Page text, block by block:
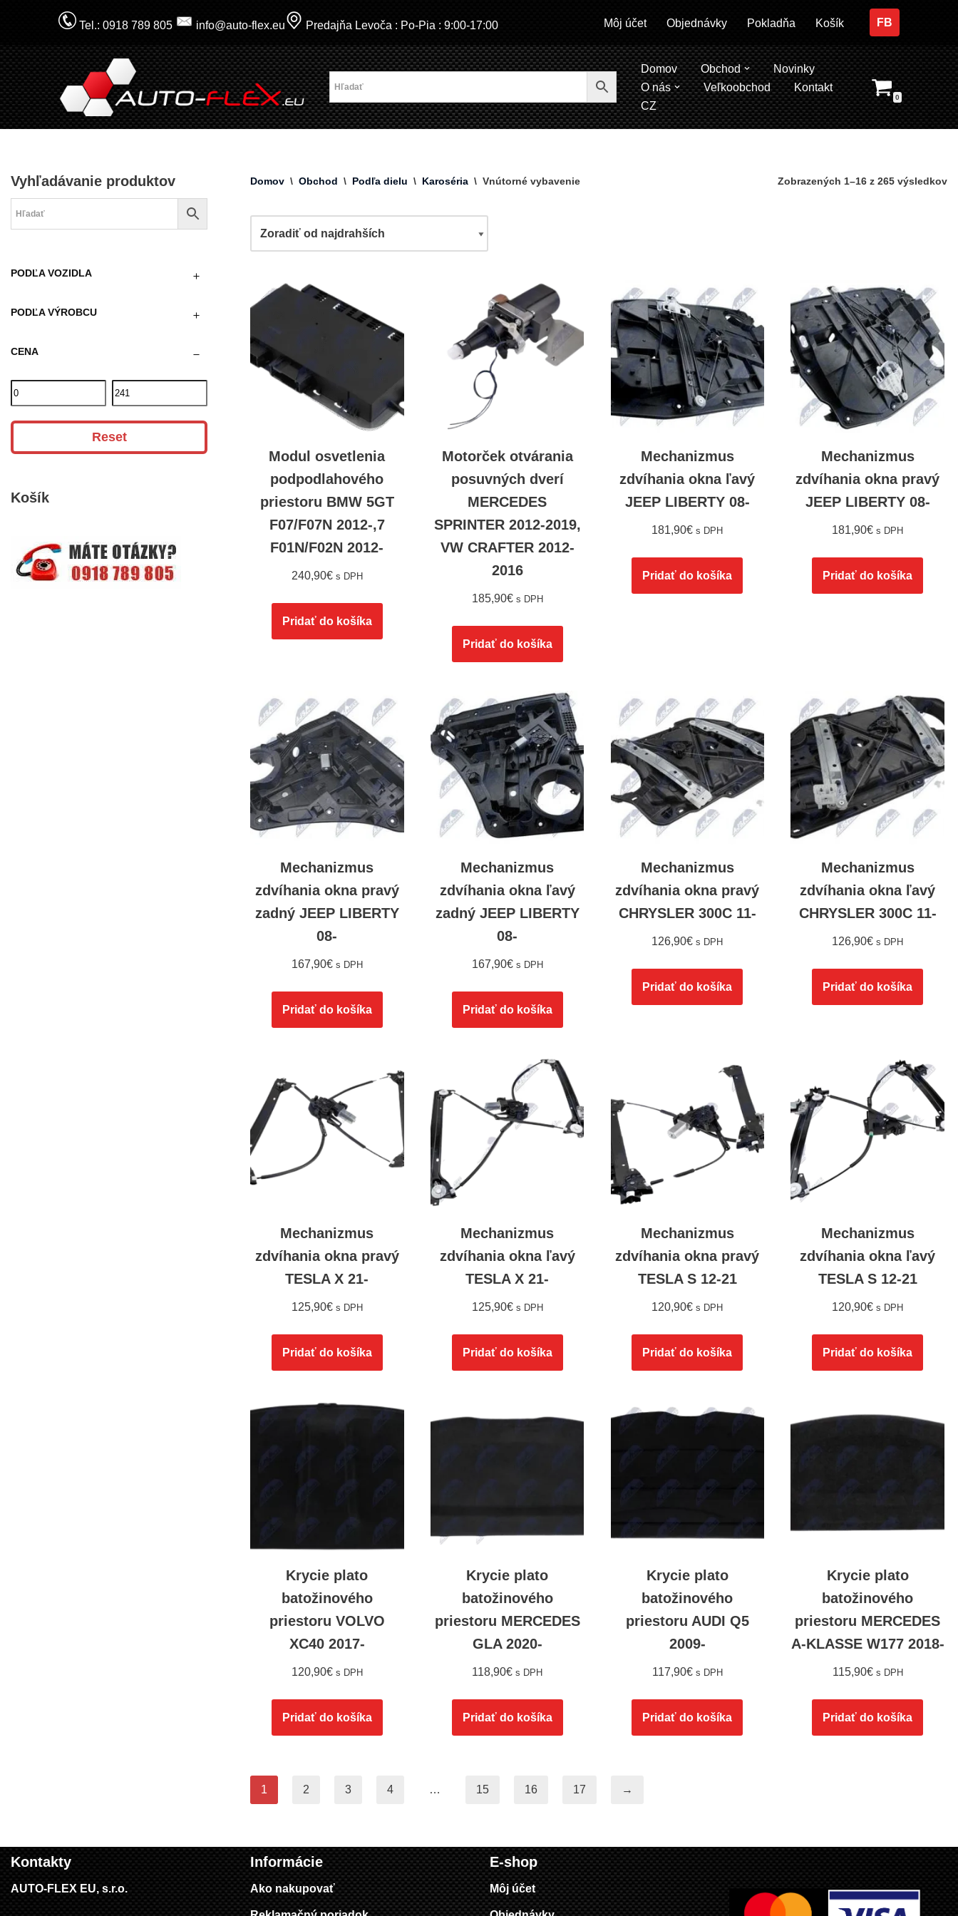
na
obsah
Tel.: 0918 789 805 info@auto-flex.eu Predajňa Levoča : Po-Pia : 9:00-17:00 Môj účet Objednávky Pokladňa Košík FB
Domov Obchod
Novinky
O nás
Veľkoobchod
Kontakt
CZ
0
Vyhľadávanie produktov
PODĽA VOZIDLA
PODĽA VÝROBCU
CENA
Reset
Košík
Domov \ Obchod \ Podľa dielu \ Karoséria \ Vnútorné vybavenie Zobrazených 1–16 z 265 výsledkov
Modul osvetlenia
podpodlahového
priestoru BMW 5GT
F07/F07N 2012-,7
F01N/F02N 2012-
240,90€ s DPH
Pridať do košíka
Motorček otvárania
posuvných dverí
MERCEDES
SPRINTER 2012-2019,
VW CRAFTER 2012-
2016
185,90€ s DPH
Pridať do košíka
Mechanizmus
zdvíhania okna ľavý
JEEP LIBERTY 08-
181,90€ s DPH
Pridať do košíka
Mechanizmus
zdvíhania okna pravý
JEEP LIBERTY 08-
181,90€ s DPH
Pridať do košíka
Mechanizmus
zdvíhania okna pravý
zadný JEEP LIBERTY
08-
167,90€ s DPH
Pridať do košíka
Mechanizmus
zdvíhania okna ľavý
zadný JEEP LIBERTY
08-
167,90€ s DPH
Pridať do košíka
Mechanizmus
zdvíhania okna pravý
CHRYSLER 300C 11-
126,90€ s DPH
Pridať do košíka
Mechanizmus
zdvíhania okna ľavý
CHRYSLER 300C 11-
126,90€ s DPH
Pridať do košíka
Mechanizmus
zdvíhania okna pravý
TESLA X 21-
125,90€ s DPH
Pridať do košíka
Mechanizmus
zdvíhania okna ľavý
TESLA X 21-
125,90€ s DPH
Pridať do košíka
Mechanizmus
zdvíhania okna pravý
TESLA S 12-21
120,90€ s DPH
Pridať do košíka
Mechanizmus
zdvíhania okna ľavý
TESLA S 12-21
120,90€ s DPH
Pridať do košíka
Krycie plato
batožinového
priestoru VOLVO
XC40 2017-
120,90€ s DPH
Pridať do košíka
Krycie plato
batožinového
priestoru MERCEDES
GLA 2020-
118,90€ s DPH
Pridať do košíka
Krycie plato
batožinového
priestoru AUDI Q5
2009-
117,90€ s DPH
Pridať do košíka
Krycie plato
batožinového
priestoru MERCEDES
A-KLASSE W177 2018-
115,90€ s DPH
Pridať do košíka
1 2 3 4 … 15 16 17 →
Kontakty
AUTO-FLEX EU, s.r.o.
Informácie
Ako nakupovať
E-shop
Môj účet